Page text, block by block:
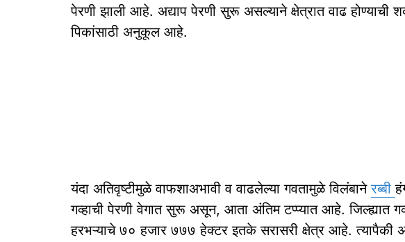
पेरणी झाली आहे. अद्याप पेरणी सुरू असल्याने क्षेत्रात वाढ होण्याची
पिकांसाठी अनुकूल आहे.
यंदा अतिवृष्टीमुळे वाफशाअभावी व वाढलेल्या गवतामुळे विलंबानेरब्बी
गव्हाची पेरणी वेगात सुरू असून, आता अंतिम टप्प्यात आहे. जिल्ह्यात
हरभऱ्याचे ७० हजार ७७७ हेक्टर इतके सरासरी क्षेत्र आहे.